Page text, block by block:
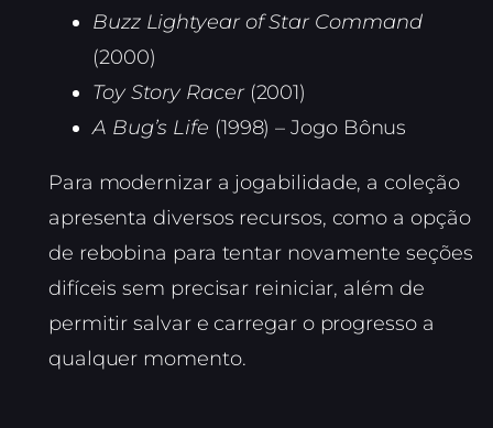
Buzz Lightyear of Star Command
(2000)
Toy Story Racer(2001)
A Bug’s Life (1998) – Jogo Bônus
Para modernizar a jogabilidade, a coleção
apresenta diversos recursos, como a opção
de rebobina para tentar novamente seções
difíceis sem precisar reiniciar, além de
permitir salvar e carregar o progresso a
qualquer momento.